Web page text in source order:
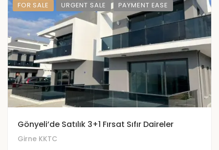
FOR SALE URGENT SALE PAYMENT EASE
Gönyeli’de Satılık 3+1 Fırsat Sıfır Daireler
Girne KKTC